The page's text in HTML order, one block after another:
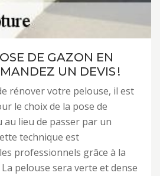
DE GAZON EN
UN DEVIS !
rénover votre pelouse, il est
le choix de la pose de
lieu de passer par un
technique est
professionnels grâce à la
pelouse sera verte et dense